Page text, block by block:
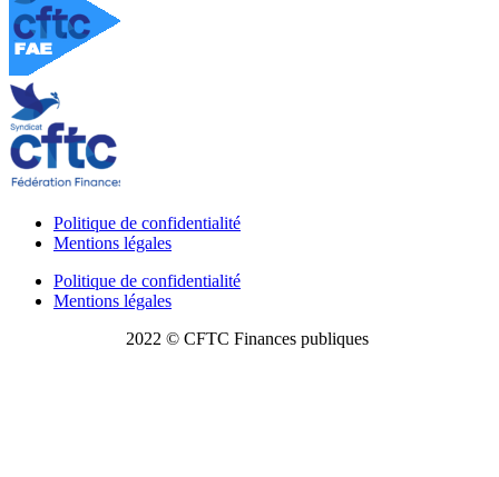
Politique de confidentialité
Mentions légales
Politique de confidentialité
Mentions légales
2022 © CFTC Finances publiques